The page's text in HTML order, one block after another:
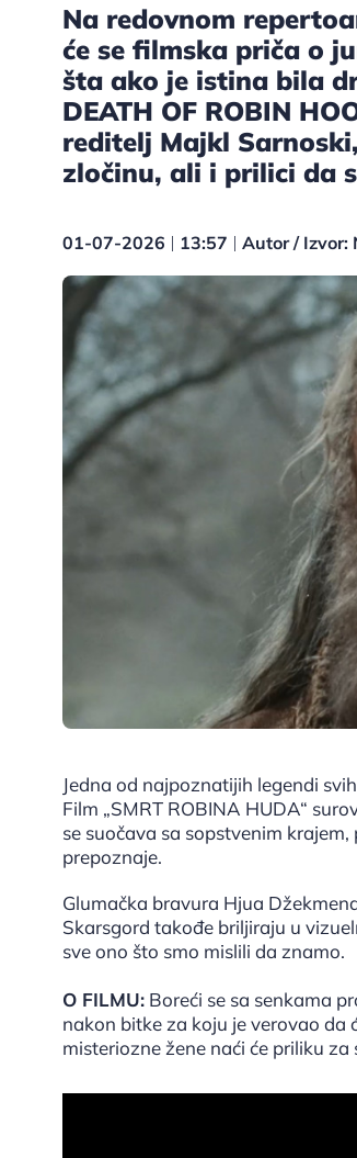
Na redovnom
će se filmska priča o
šta ako je istina bila
DEATH OF ROBIN
reditelj Majkl
zločinu, ali i prilici da
01-07-2026 13:57 Autor / Izvor:
Jedna od najpoznatijih legendi
Film „SMRT ROBINA HUDA“
se suočava sa sopstvenim
prepoznaje.
Glumačka bravura Hjua
Skarsgord takođe briljiraju u
sve ono što smo mislili da znamo.
O FILMU: Boreći se sa senkama
nakon bitke za koju je verovao da
misteriozne žene naći će priliku za